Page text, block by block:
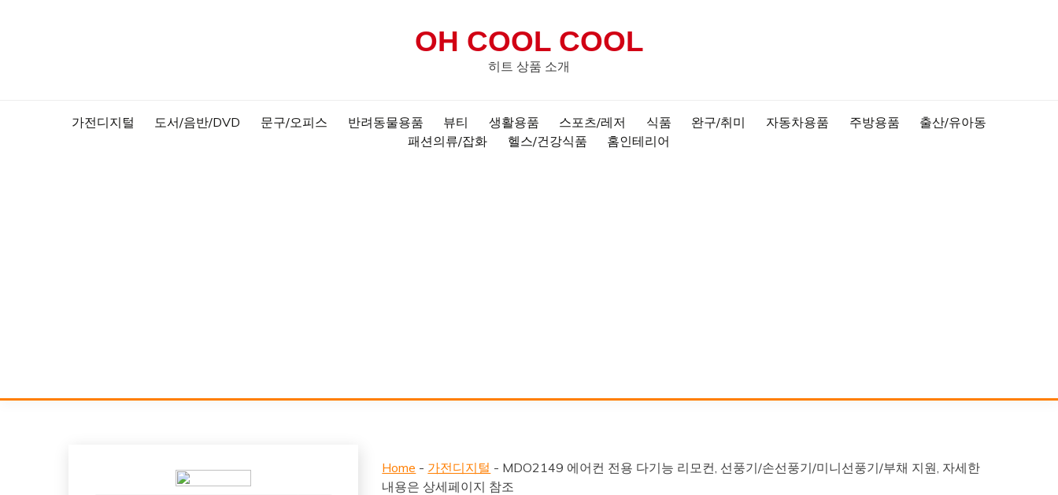
OH COOL COOL
히트 상품 소개
가전디지털 도서/음반/DVD 문구/오피스 반려동물용품 뷰티 생활용품 스포츠/레저 식품 완구/취미 자동차용품 주방용품
출산/유아동
패션의류/잡화
헬스/건강식품 홈인테리어
Home - 가전디지털 - MDO2149 에어컨 전용 다기능 리모컨, 선풍기/손선풍기/미니선풍기/부채 지원, 자세한
내용은 상세페이지 참조